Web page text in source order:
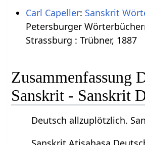
Carl Capeller: Sanskrit
Petersburger
Strassburg : Trübner, 1887
Zusammenfassung
Sanskrit - Sanskrit
Deutsch allzuplötzlich.